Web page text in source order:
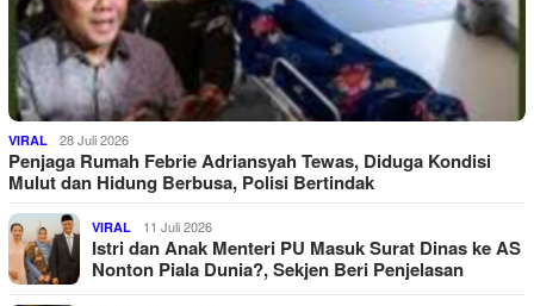
VIRAL 28 Juli 2026
Penjaga Rumah Febrie Adriansyah Tewas, Diduga Kondisi
Mulut dan Hidung Berbusa, Polisi Bertindak
VIRAL 11 Juli 2026
Istri dan Anak Menteri PU Masuk Surat Dinas ke AS
Nonton Piala Dunia?, Sekjen Beri Penjelasan